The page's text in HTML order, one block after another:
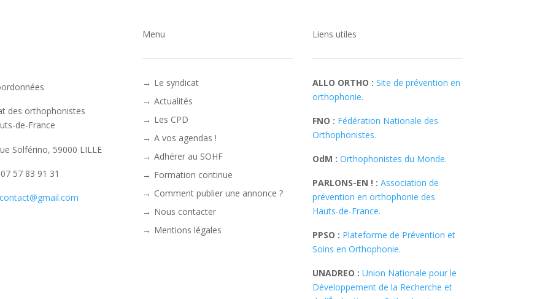
des orthophonistes
de-France
Solférino, 59000 LILLE
57 83 91 31
Menu
Le syndicat
Actualités
Les CPD
A vos agendas !
Adhérer au SOHF
Formation continue
Comment publier une annonce ?
Nous contacter
Mentions légales
Liens utiles
ALLO ORTHO : Site de prévention en
orthophonie.
FNO : Fédération Nationale des
Orthophonistes.
OdM : Orthophonistes du Monde.
PARLONS-EN ! : Association de
prévention en orthophonie des
Hauts-de-France.
PPSO : Plateforme de Prévention et
Soins en Orthophonie.
UNADREO : Union Nationale pour le
Développement de la Recherche et